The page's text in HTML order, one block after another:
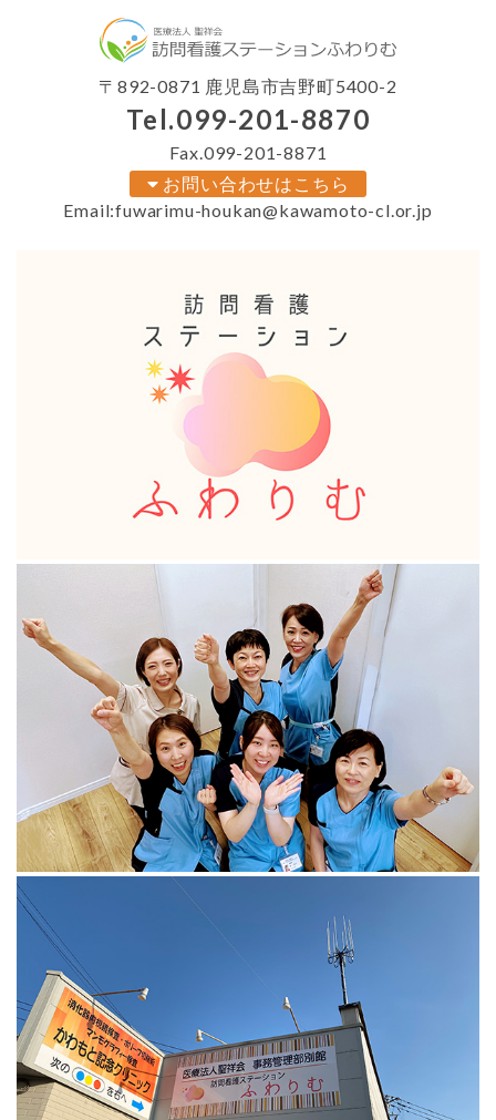
〒892-0871 鹿児島市吉野町5400-2
Tel.099-201-8870
Fax.099-201-8871
お問い合わせはこちら
Email:fuwarimu-houkan@kawamoto-cl.or.jp